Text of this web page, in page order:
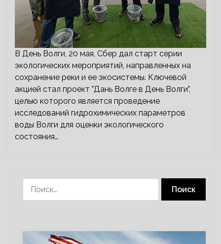
В День Волги, 20 мая, Сбер дал старт серии
экологических мероприятий, направленных на
сохранение реки и ее экосистемы. Ключевой
акцией стал проект "Дань Волге в День Волги",
целью которого является проведение
исследований гидрохимических параметров
воды Волги для оценки экологического
состояния…